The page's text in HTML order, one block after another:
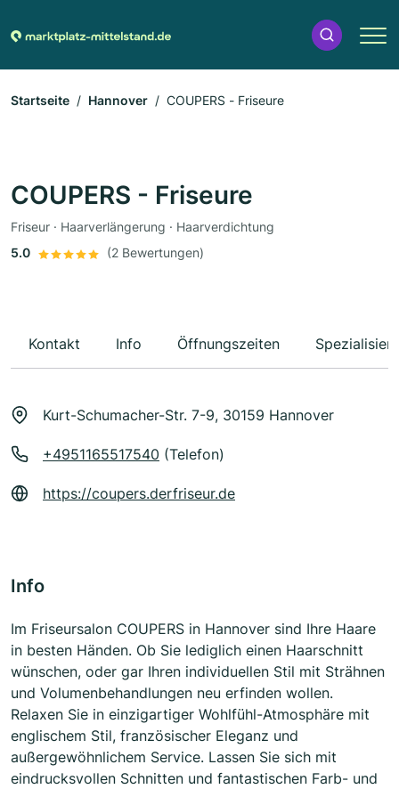
Startseite Hannover COUPERS - Friseure
COUPERS - Friseure
Friseur · Haarverlängerung · Haarverdichtung
5.0
(2 Bewertungen)
Kontakt Info Öffnungszeiten
Kurt-Schumacher-Str. 7-9, 30159 Hannover
+4951165517540 (Telefon)
https://coupers.derfriseur.de
Info
Im Friseursalon COUPERS in Hannover sind Ihre Haare
in besten Händen. Ob Sie lediglich einen Haarschnitt
wünschen, oder gar Ihren individuellen Stil mit Strähnen
und Volumenbehandlungen neu erfinden wollen.
Relaxen Sie in einzigartiger Wohlfühl-Atmosphäre mit
englischem Stil, französischer Eleganz und
außergewöhnlichem Service. Lassen Sie sich mit
eindrucksvollen Schnitten und fantastischen Farb- und